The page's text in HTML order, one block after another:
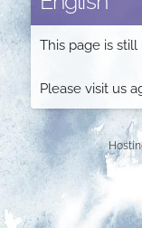
This page is
Please visit us